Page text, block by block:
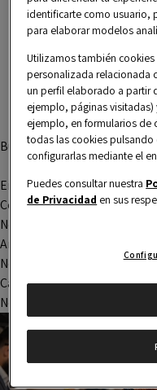
Buscar
Entradas recientes
Comentarios recientes
No hay comentarios que
Archivos
No hay archivos que
Categorías
No hay categorías
identificarte como usuario,
para elaborar modelos
Utilizamos también
personalizada relacionada
un perfil elaborado a partir
ejemplo, páginas
ejemplo, en formularios de
todas las cookies
configurarlas mediante el
Puedes consultar nuestra
de Privacidad en sus